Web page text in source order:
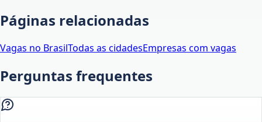
Páginas relacionadas
Vagas no BrasilTodas as cidadesEmpresas com vagas
Perguntas frequentes